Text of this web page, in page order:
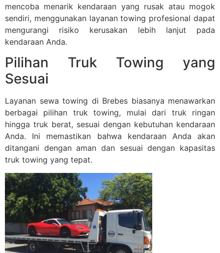
mencoba menarik kendaraan yang rusak atau mogok
sendiri, menggunakan layanan towing profesional dapat
mengurangi risiko kerusakan lebih lanjut pada
kendaraan Anda.
Pilihan Truk Towing yang
Sesuai
Layanan sewa towing di Brebes biasanya menawarkan
berbagai pilihan truk towing, mulai dari truk ringan
hingga truk berat, sesuai dengan kebutuhan kendaraan
Anda. Ini memastikan bahwa kendaraan Anda akan
ditangani dengan aman dan sesuai dengan kapasitas
truk towing yang tepat.